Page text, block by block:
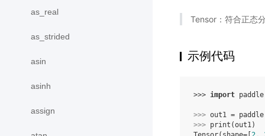
as_real
as_strided
asin
asinh
assign
Tensor：符合正态
示例代码
>>> import paddle
>>> out1 = paddle
>>> print (out1)